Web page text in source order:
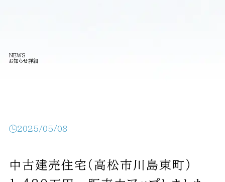
NEWS
お知らせ詳細
2025/05/08
中古建売住宅（高松市川島東町）